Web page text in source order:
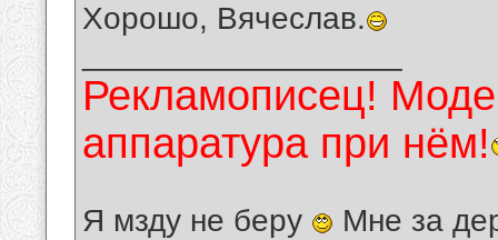
Хорошо, Вячеслав.
Рекламописец!
аппаратура при нём!
Я мзду не беру Мне за